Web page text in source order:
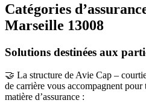
Catégories
Marseille 13008
Solutions destinées aux
🤝 La structure de Avie Cap –
de carrière vous accompagnent pour
matière d’assurance :